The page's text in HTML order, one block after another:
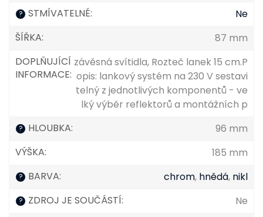
? STMÍVATELNÉ:
Ne
ŠÍŘKA:
87 mm
DOPLŇUJÍCÍ
INFORMACE:
závěsná svítidla, Rozteč lanek 15 cm.P
opis: lankový systém na 230 V sestavi
telný z jednotlivých komponentů - ve
lký výběr reflektorů a montážních p
? HLOUBKA:
96 mm
VÝŠKA: 185 mm
? BARVA: chrom, hnědá, nikl
? ZDROJ JE SOUČÁSTÍ: Ne